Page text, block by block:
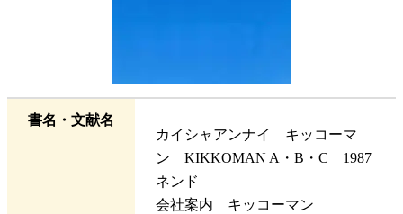
書名・文献名
カイシャアンナイ キッコーマ
ン KIKKOMAN A・B・C 1987
ネンド
会社案内 キッコーマン